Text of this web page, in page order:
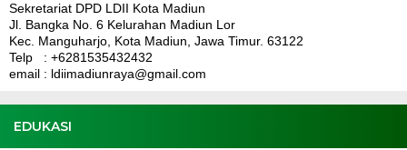
Sekretariat DPD LDII Kota Madiun
Jl. Bangka No. 6 Kelurahan Madiun Lor
Kec. Manguharjo, Kota Madiun, Jawa Timur. 63122
Telp : +6281535432432
email : ldiimadiunraya@gmail.com
EDUKASI